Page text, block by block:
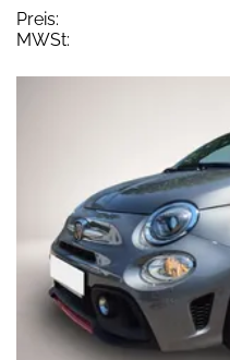
Preis:
MWSt: